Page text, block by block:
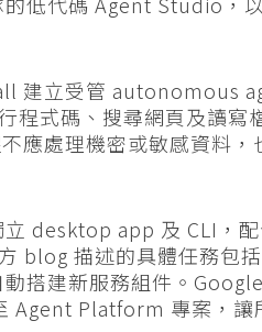
建立受管 autonomous
程式碼、搜尋網頁及讀寫
應處理機密或敏感資料，
desktop app 及 CLI，配
blog 描述的具體任務包
搭建新服務組件。
Agent Platform 專案，讓